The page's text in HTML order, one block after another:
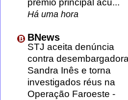
prêmio principal acu...
Há uma hora
BNews
STJ aceita denúncia
contra
Sandra Inês e torna
investigados réus na
Operação Faroeste -